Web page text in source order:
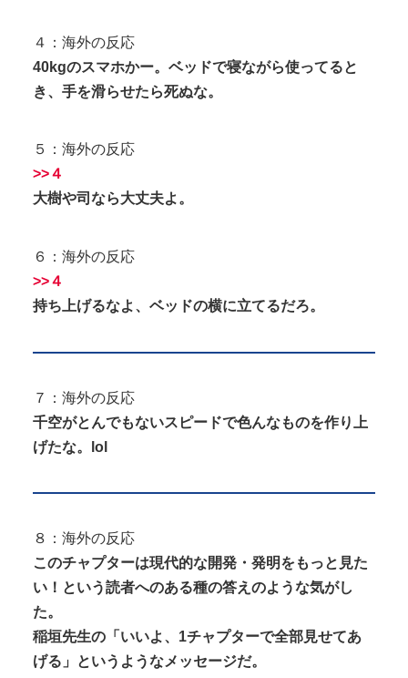
４：海外の反応
40kgのスマホかー。ベッドで寝ながら使ってると
き、手を滑らせたら死ぬな。
５：海外の反応
>>４
大樹や司なら大丈夫よ。
６：海外の反応
>>４
持ち上げるなよ、ベッドの横に立てるだろ。
７：海外の反応
千空がとんでもないスピードで色んなものを作り上
げたな。lol
８：海外の反応
このチャプターは現代的な開発・発明をもっと見た
い！という読者へのある種の答えのような気がし
た。
稲垣先生の「いいよ、1チャプターで全部見せてあ
げる」というようなメッセージだ。